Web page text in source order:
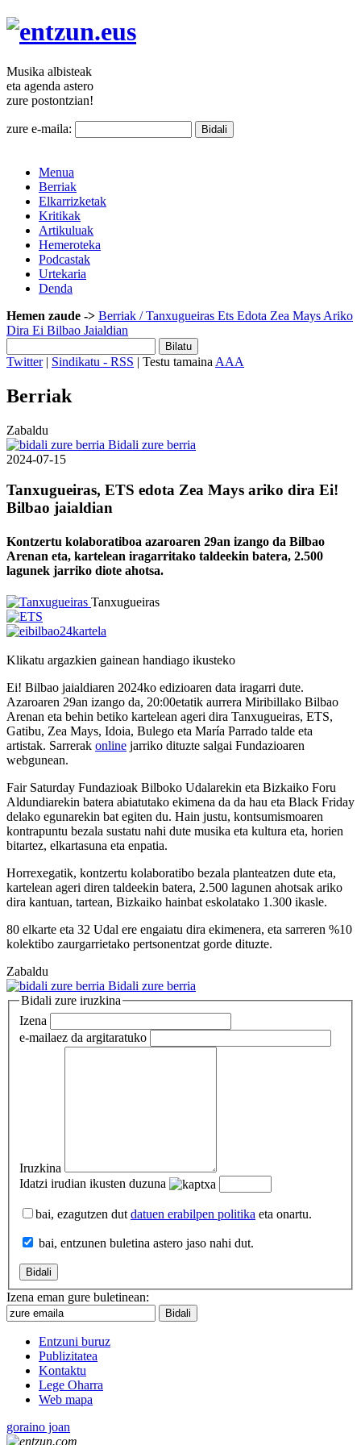
Musika albisteak
eta agenda astero
zure postontzian!
zure e-maila:
Menua
Berriak
Elkarrizketak
Kritikak
Artikuluak
Hemeroteka
Podcastak
Urtekaria
Denda
Hemen zaude -> Berriak / Tanxugueiras Ets Edota Zea Mays Ariko
Dira Ei Bilbao Jaialdian
Twitter| Sindikatu - RSS | Testu tamaina AAA
Berriak
Zabaldu
Bidali zure berria
2024-07-15
Tanxugueiras, ETS edota Zea Mays ariko dira Ei!
Bilbao jaialdian
Kontzertu kolaboratiboa azaroaren 29an izango da Bilbao
Arenan eta, kartelean iragarritako taldeekin batera, 2.500
lagunek jarriko diote ahotsa.
Tanxugueiras
Klikatu argazkien gainean handiago ikusteko
Ei! Bilbao jaialdiaren 2024ko edizioaren data iragarri dute.
Azaroaren 29an izango da, 20:00etatik aurrera Miribillako Bilbao
Arenan eta behin betiko kartelean ageri dira Tanxugueiras, ETS,
Gatibu, Zea Mays, Idoia, Bulego eta María Parrado talde eta
artistak. Sarrerak online jarriko dituzte salgai Fundazioaren
webgunean.
Fair Saturday Fundazioak Bilboko Udalarekin eta Bizkaiko Foru
Aldundiarekin batera abiatutako ekimena da da hau eta Black Friday
delako egunarekin bat egiten du. Hain justu, kontsumismoaren
kontrapuntu bezala sustatu nahi dute musika eta kultura eta, horien
bitartez, elkartasuna eta enpatia.
Horrexegatik, kontzertu kolaboratibo bezala planteatzen dute eta,
kartelean ageri diren taldeekin batera, 2.500 lagunen ahotsak ariko
dira kantuan, tartean, Bizkaiko hainbat eskolatako 1.300 ikasle.
80 elkarte eta 32 Udal ere engaiatu dira ekimenera, eta sarreren %10
kolektibo zaurgarrietako pertsonentzat gorde dituzte.
Zabaldu
Bidali zure berria
Bidali zure iruzkina
Izena
e-mailaez da argitaratuko
Iruzkina
Idatzi irudian ikusten duzuna
bai, ezagutzen dut datuen erabilpen politika eta onartu.
bai, entzunen buletina astero jaso nahi dut.
Izena eman gure buletinean:
Entzuni buruz
Publizitatea
Kontaktu
Lege Oharra
Web mapa
goraino joan